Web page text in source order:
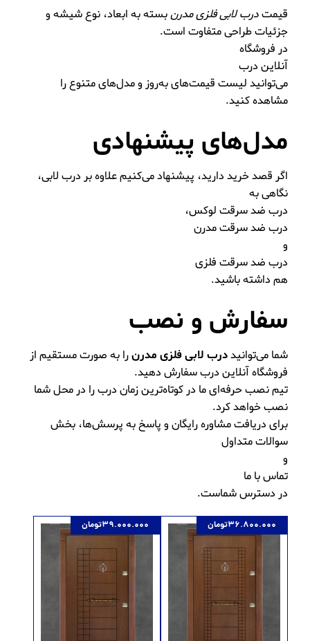
قیمتدرب لابی فلزی مدرنبسته به ابعاد، نوع شیشه و
جزئیات طراحی متفاوت است.
در فروشگاه
آنلاین درب
می‌توانید لیست قیمت‌های به‌روز و مدل‌های متنوع را
مشاهده کنید.
مدل‌های پیشنهادی
اگر قصد خرید دارید، پیشنهاد می‌کنیم علاوه بر درب لابی،
نگاهی به
درب ضد سرقت لوکس،
درب ضد سرقت مدرن
و
درب ضد سرقت فلزی
هم داشته باشید.
سفارش و نصب
شما می‌توانیددرب لابی فلزی مدرنرا به صورت مستقیم از
فروشگاه آنلاین درب سفارش دهید.
تیم نصب حرفه‌ای ما در کوتاه‌ترین زمان درب را در محل شما
نصب خواهد کرد.
برای دریافت مشاوره رایگان و پاسخ به پرسش‌ها، بخش
سوالات متداول
و
تماس با ما
در دسترس شماست.
36.800.000تومان 39.000.000تومان